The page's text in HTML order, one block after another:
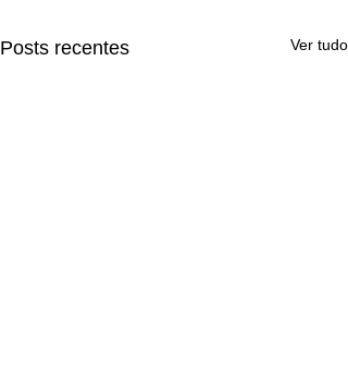
Posts recentes Ver tudo